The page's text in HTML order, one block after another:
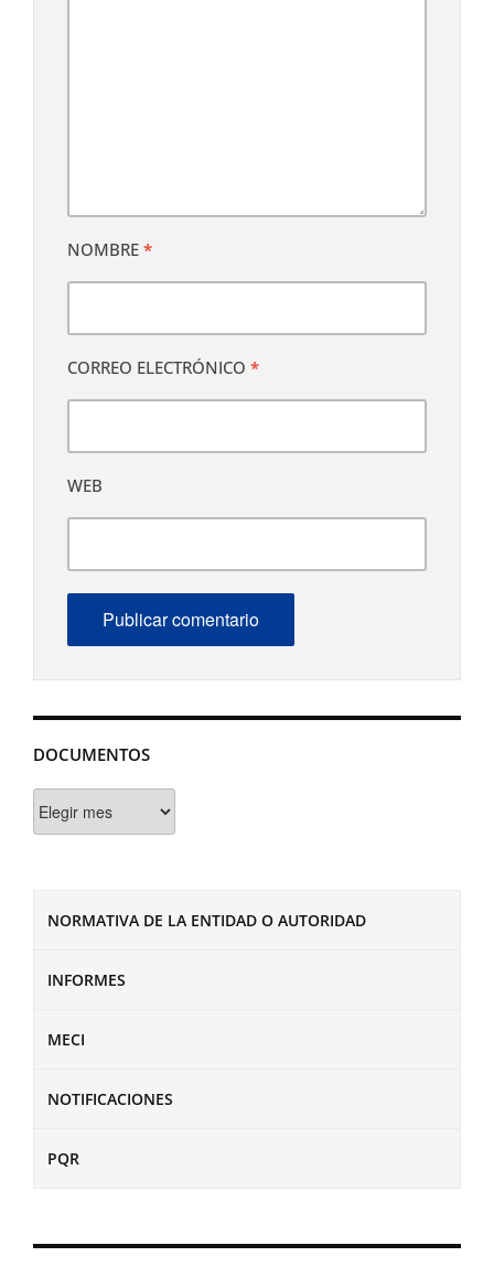
DOCUMENTOS
NORMATIVA DE LA ENTIDAD O AUTORIDAD
INFORMES
MECI
NOTIFICACIONES
PQR
NOMBRE *
CORREO ELECTRÓNICO *
WEB